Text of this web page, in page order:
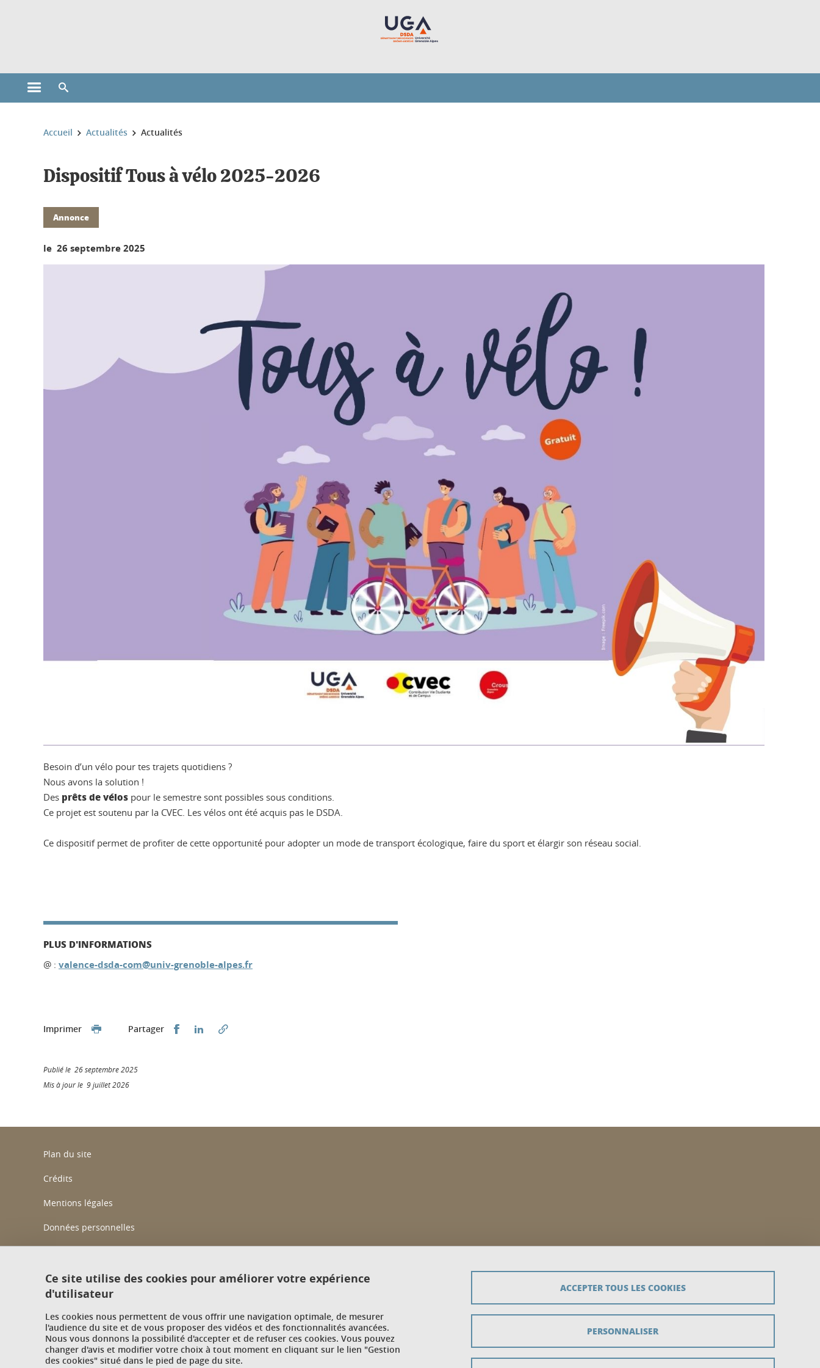
Ouvrir le menu principal
Vous êtes ici :
Accueil Actualités Actualités
Dispositif Tous à vélo 2025-2026
Annonce
le 26 septembre 2025
Besoin d’un vélo pour tes trajets quotidiens ?
Nous avons la solution !
Des prêts de vélos pour le semestre sont possibles sous conditions.
Ce projet est soutenu par la CVEC. Les vélos ont été acquis pas le DSDA.
Ce dispositif permet de profiter de cette opportunité pour adopter un mode de transport écologique, faire du sport et élargir son réseau social.
PLUS D'INFORMATIONS
@ : valence-dsda-com@univ-grenoble-alpes.fr
Imprimer Partager Partager sur Facebook
Partager sur LinkedIn
Publié le 26 septembre 2025
Mis à jour le 9 juillet 2026
Plan du site
Crédits
Mentions légales
Données personnelles
Accessibilité : non conforme
Politique des cookies
Contact
Ce site utilise des cookies pour améliorer votre expérience
d'utilisateur
Les cookies nous permettent de vous offrir une navigation optimale, de mesurer
l'audience du site et de vous proposer des vidéos et des fonctionnalités avancées.
Nous vous donnons la possibilité d'accepter et de refuser ces cookies. Vous pouvez
changer d'avis et modifier votre choix à tout moment en cliquant sur le lien "Gestion
des cookies" situé dans le pied de page du site.
ACCEPTER TOUS LES COOKIES
PERSONNALISER